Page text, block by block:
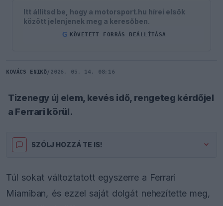
Itt állítsd be, hogy a motorsport.hu hírei elsők
között jelenjenek meg a keresőben.
G KÖVETETT FORRÁS BEÁLLÍTÁSA
KOVÁCS ENIKŐ/ 2026. 05. 14. 08:16
Tizenegy új elem, kevés idő, rengeteg kérdőjel
a Ferrari körül.
SZÓLJ HOZZÁ TE IS!
Túl sokat változtatott egyszerre a Ferrari
Miamiban, és ezzel saját dolgát nehezítette meg,